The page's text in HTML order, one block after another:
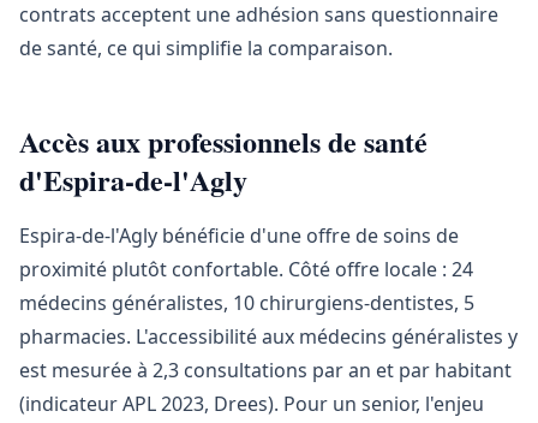
contrats acceptent une adhésion sans questionnaire
de santé, ce qui simplifie la comparaison.
Accès aux professionnels de santé
d'Espira-de-l'Agly
Espira-de-l'Agly bénéficie d'une offre de soins de
proximité plutôt confortable. Côté offre locale : 24
médecins généralistes, 10 chirurgiens-dentistes, 5
pharmacies. L'accessibilité aux médecins généralistes y
est mesurée à 2,3 consultations par an et par habitant
(indicateur APL 2023, Drees). Pour un senior, l'enjeu